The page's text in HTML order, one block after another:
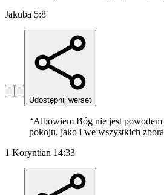
Jakuba 5:8
Udostępnij werset
“Albowiem Bóg nie jest powodem
pokoju, jako i we wszystkich
1 Koryntian 14:33